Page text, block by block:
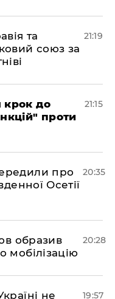
та
союз за
21:19
до
проти
21:15
про
Осетії
20:35
образив
мобілізацію
20:28
не
19:57